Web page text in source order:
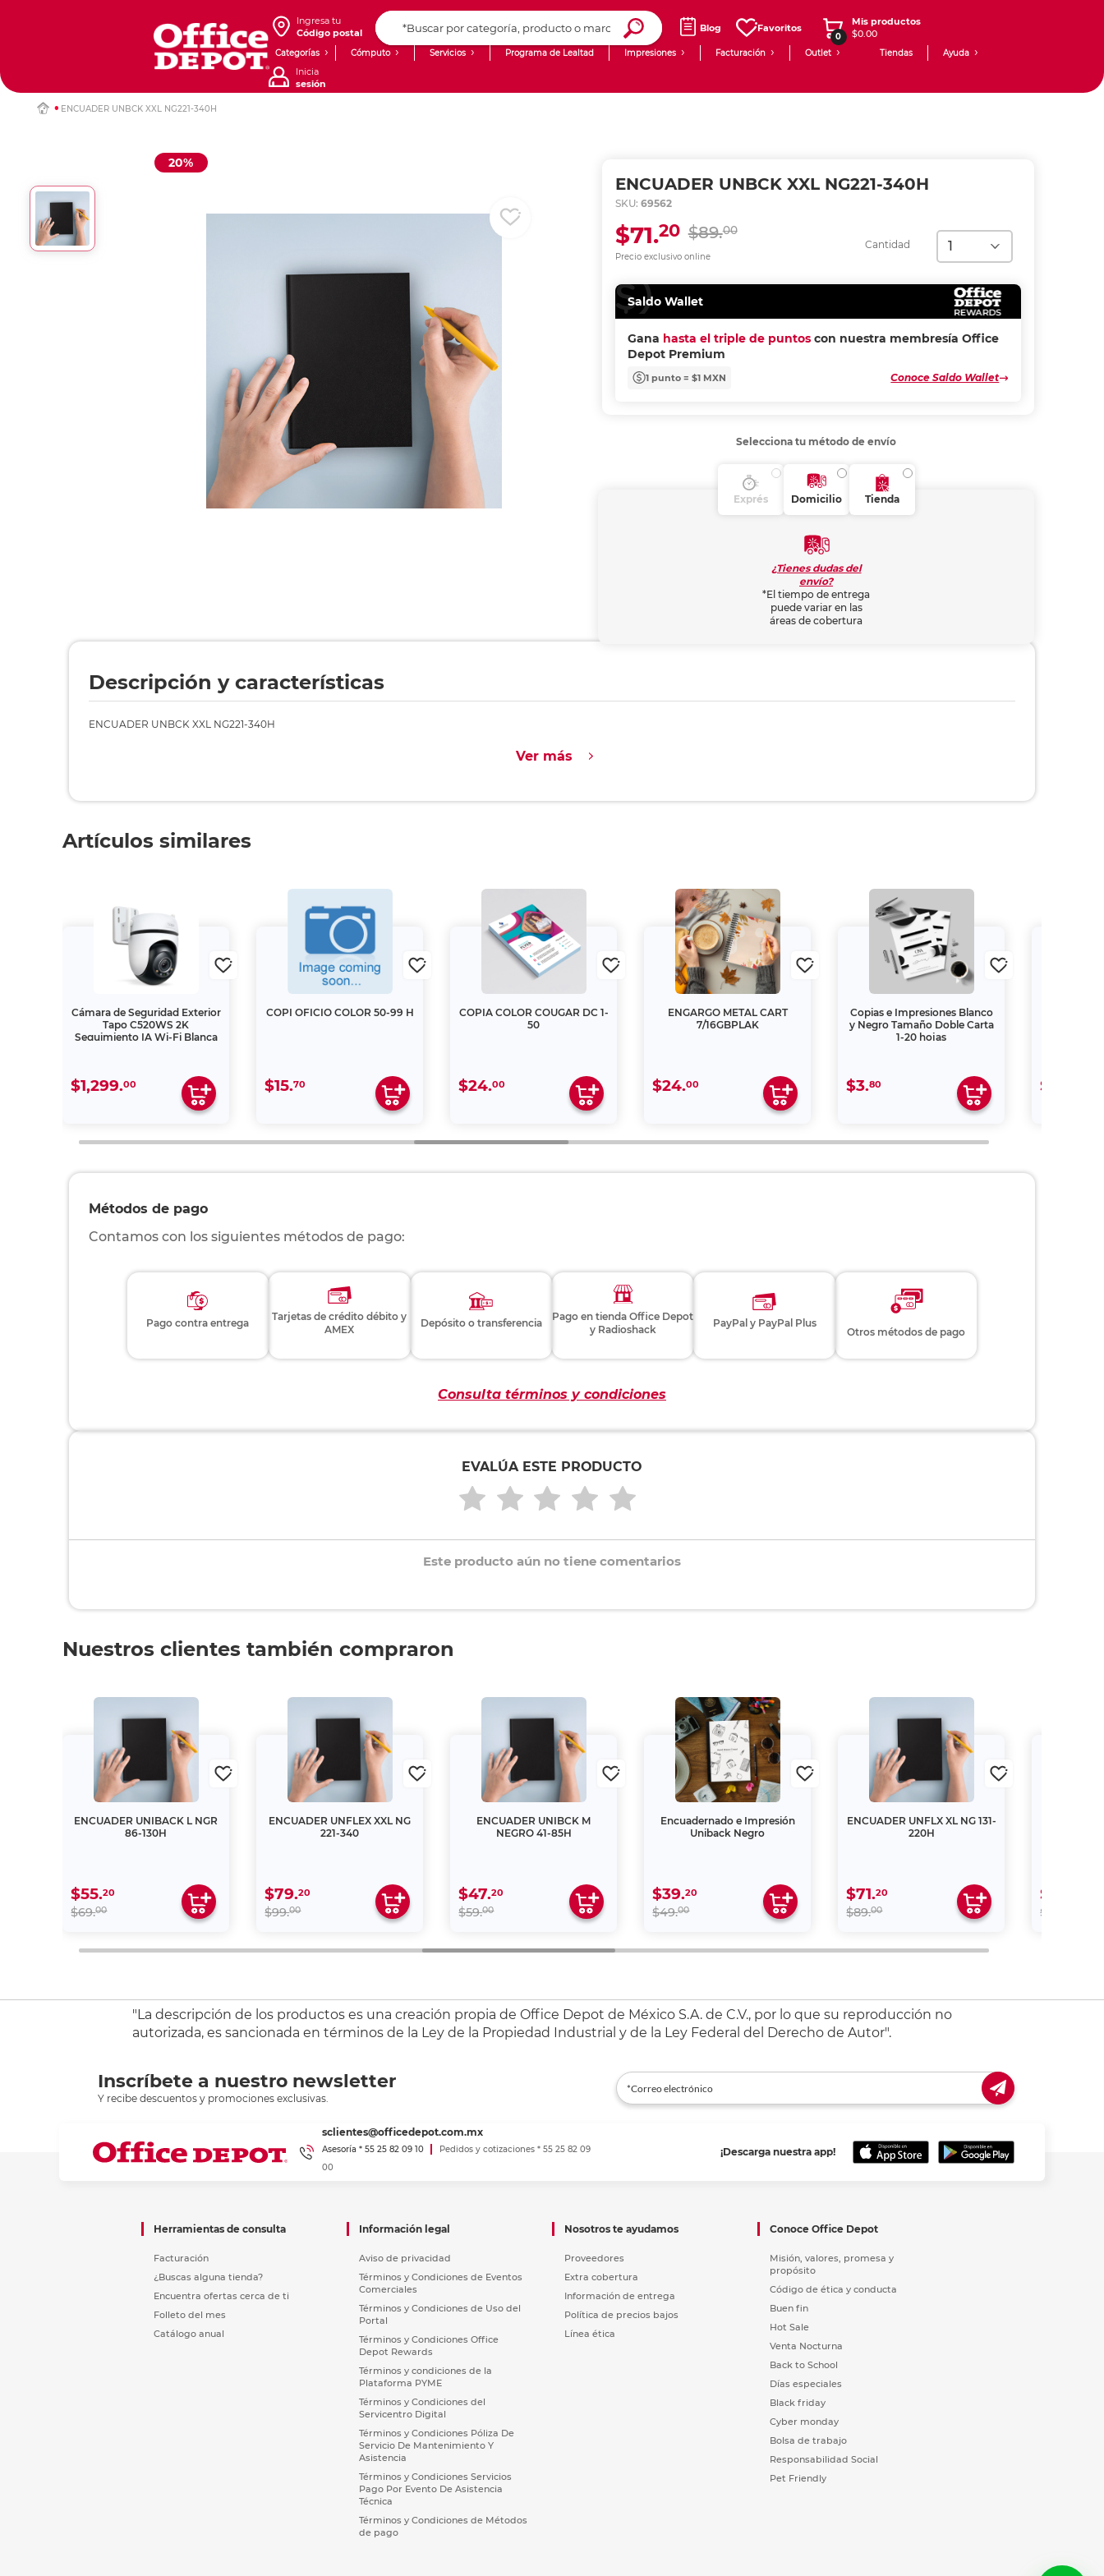
Ingresa tu
Código postal
Blog Favoritos
0
Mis productos
$0.00
Categorías Cómputo Servicios Programa de Lealtad Impresiones Facturación Outlet Tiendas Ayuda
Inicia
sesión
ENCUADER UNBCK XXL NG221-340H
20%
ENCUADER UNBCK XXL NG221-340H
SKU: 69562
Cantidad
Precio exclusivo online
$89.00
$71.20
Saldo Wallet
Gana hasta el triple de puntos con nuestra membresía Office
Depot Premium
1 punto = $1 MXN Conoce Saldo Wallet
Selecciona tu método de envío
Exprés Domicilio Tienda
¿Tienes dudas del
envío?
*El tiempo de entrega
puede variar en las
áreas de cobertura
Descripción y características
ENCUADER UNBCK XXL NG221-340H
Ver más
Artículos similares
Cámara de Seguridad Exterior
Tapo C520WS 2K
Seguimiento IA Wi-Fi Blanca
$1,299.00
COPI OFICIO COLOR 50-99 H
$15.70
COPIA COLOR COUGAR DC 1-
50
$24.00
ENGARGO METAL CART
7/16GBPLAK
$24.00
Copias e Impresiones Blanco
y Negro Tamaño Doble Carta
1-20 hojas
$3.80 $29.
Métodos de pago
Contamos con los siguientes métodos de pago:
Pago contra entrega
Tarjetas de crédito débito y
AMEX
Depósito o transferencia
Pago en tienda Office Depot
y Radioshack
PayPal y PayPal Plus
Otros métodos de pago
Consulta términos y condiciones
EVALÚA ESTE PRODUCTO
Este producto aún no tiene comentarios
Nuestros clientes también compraron
ENCUADER UNIBACK L NGR
86-130H
$55.20
$69.00
ENCUADER UNFLEX XXL NG
221-340
$79.20
$99.00
ENCUADER UNIBCK M
NEGRO 41-85H
$47.20
$59.00
Encuadernado e Impresión
Uniback Negro
$39.20
$49.00
ENCUADER UNFLX XL NG 131-
220H
$71.20
$89.00
$207.
$259.
"La descripción de los productos es una creación propia de Office Depot de México S.A. de C.V., por lo que su reproducción no
autorizada, es sancionada en términos de la Ley de la Propiedad Industrial y de la Ley Federal del Derecho de Autor".
Inscríbete a nuestro newsletter
Y recibe descuentos y promociones exclusivas.
¡Descarga nuestra app!
sclientes@officedepot.com.mx
Asesoría * 55 25 82 09 10
Pedidos y cotizaciones * 55 25 82 09
00
Herramientas de consulta
Facturación
¿Buscas alguna tienda?
Encuentra ofertas cerca de ti
Folleto del mes
Catálogo anual
Información legal
Aviso de privacidad
Términos y Condiciones de Eventos
Comerciales
Términos y Condiciones de Uso del
Portal
Términos y Condiciones Office
Depot Rewards
Términos y condiciones de la
Plataforma PYME
Términos y Condiciones del
Servicentro Digital
Términos y Condiciones Póliza De
Servicio De Mantenimiento Y
Asistencia
Términos y Condiciones Servicios
Pago Por Evento De Asistencia
Técnica
Términos y Condiciones de Métodos
de pago
Nosotros te ayudamos
Proveedores
Extra cobertura
Información de entrega
Política de precios bajos
Línea ética
Conoce Office Depot
Misión, valores, promesa y
propósito
Código de ética y conducta
Buen fin
Hot Sale
Venta Nocturna
Back to School
Días especiales
Black friday
Cyber monday
Bolsa de trabajo
Responsabilidad Social
Pet Friendly